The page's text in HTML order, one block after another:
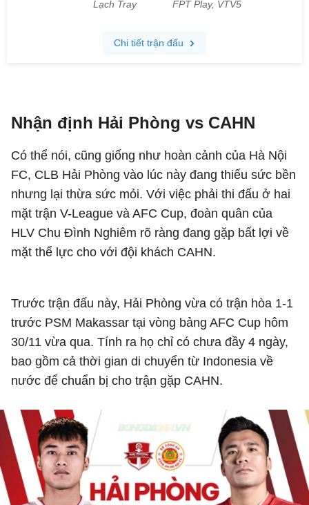
Nhận định Hải Phòng vs CAHN
Có thể nói, cũng giống như hoàn cảnh của Hà Nội
FC, CLB Hải Phòng vào lúc này đang thiếu sức bền
nhưng lại thừa sức mỏi. Với việc phải thi đấu ở hai
mặt trận V-League và AFC Cup, đoàn quân của
HLV Chu Đình Nghiêm rõ ràng đang gặp bất lợi về
mặt thể lực cho với đội khách CAHN.
Trước trận đấu này, Hải Phòng vừa có trận hòa 1-1
trước PSM Makassar tại vòng bảng AFC Cup hôm
30/11 vừa qua. Tính ra họ chỉ có chưa đầy 4 ngày,
bao gồm cả thời gian di chuyển từ Indonesia về
nước để chuẩn bị cho trận gặp CAHN.